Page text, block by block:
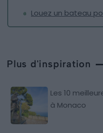
Louez un bateau
Plus d'inspiration
Les 10
à Monaco